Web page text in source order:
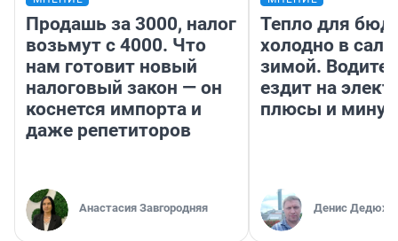
Продашь за 3000, налог
возьмут с 4000. Что
нам готовит новый
налоговый закон — он
коснется импорта и
даже репетиторов
Анастасия Завгородняя
Тепло для
холодно в
зимой.
ездит на
плюсы и
Денис